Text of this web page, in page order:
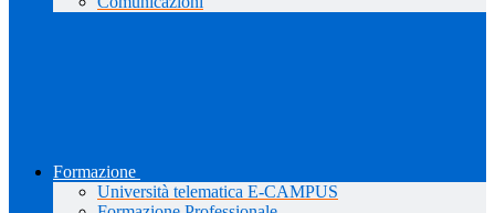
Formazione
Università telematica E-CAMPUS